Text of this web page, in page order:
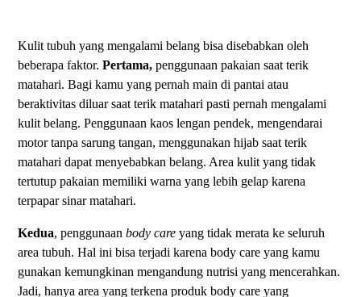
Kulit tubuh yang mengalami belang bisa disebabkan oleh
beberapa faktor.Pertama,penggunaan pakaian saat terik
matahari. Bagi kamu yang pernah main di pantai atau
beraktivitas diluar saat terik matahari pasti pernah mengalami
kulit belang. Penggunaan kaos lengan pendek, mengendarai
motor tanpa sarung tangan, menggunakan hijab saat terik
matahari dapat menyebabkan belang. Area kulit yang tidak
tertutup pakaian memiliki warna yang lebih gelap karena
terpapar sinar matahari.
Kedua, penggunaanbody care yang tidak merata ke seluruh
area tubuh. Hal ini bisa terjadi karena body care yang kamu
gunakan kemungkinan mengandung nutrisi yang mencerahkan.
Jadi, hanya area yang terkena produk body care yang